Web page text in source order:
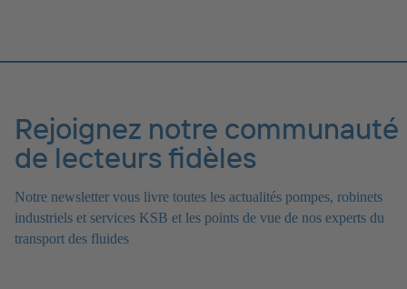
Rejoignez notre communauté
de lecteurs fidèles
Notre newsletter vous livre toutes les actualités pompes, robinets
industriels et services KSB et les points de vue de nos experts du
transport des fluides